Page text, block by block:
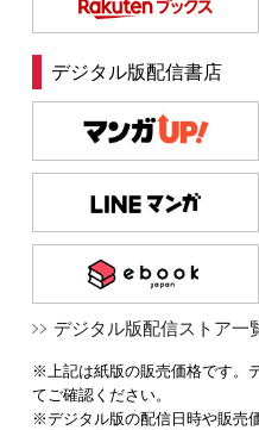
デジタル版配信書店
デジタル版配信ストア一
※上記は紙版の販売価格です。
てご確認ください。
※デジタル版の配信日時や販売